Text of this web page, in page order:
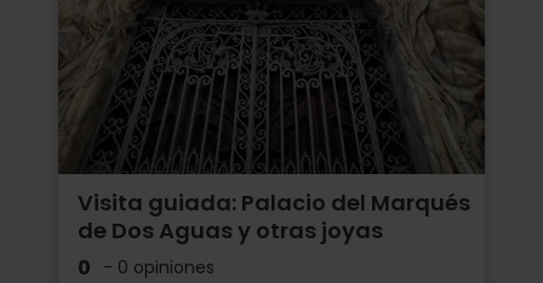
Visita guiada: Palacio del Marqués
de Dos Aguas y otras joyas
0 - 0 opiniones